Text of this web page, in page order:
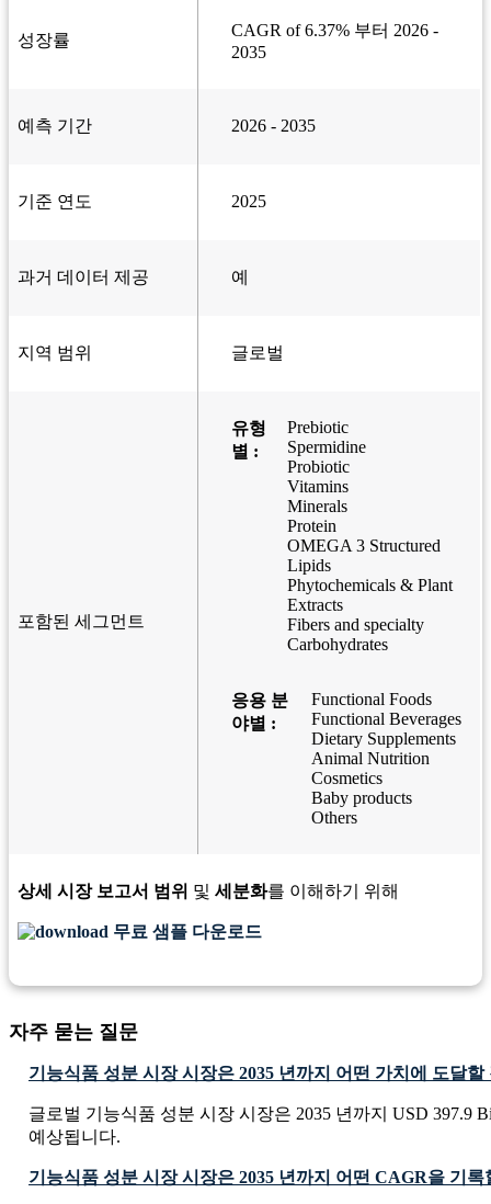
성장률
CAGR of 6.37% 부터 2026 -
2035
예측 기간 2026 - 2035
기준 연도 2025
과거 데이터 제공 예
지역 범위 글로벌
포함된 세그먼트
유형
별 :
Prebiotic
Spermidine
Probiotic
Vitamins
Minerals
Protein
OMEGA 3 Structured
Lipids
Phytochemicals & Plant
Extracts
Fibers and specialty
Carbohydrates
응용 분
야별 :
Functional Foods
Functional Beverages
Dietary Supplements
Animal Nutrition
Cosmetics
Baby products
Others
상세 시장 보고서 범위 및 세분화를 이해하기 위해
무료 샘플 다운로드
자주 묻는 질문
기능식품 성분 시장 시장은 2035 년까지 어떤 가치에 도달
글로벌 기능식품 성분 시장 시장은 2035 년까지 USD 397.9
예상됩니다.
기능식품 성분 시장 시장은 2035 년까지 어떤 CAGR을 기